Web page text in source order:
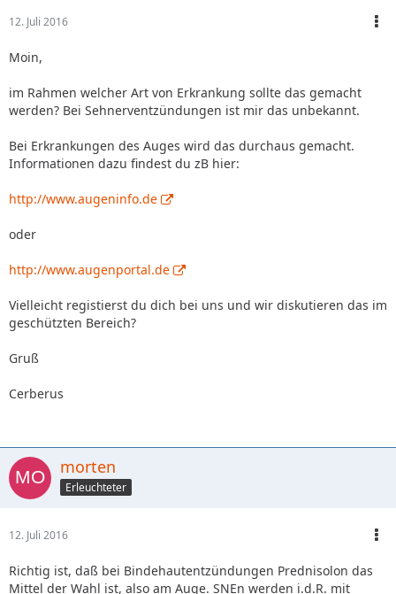
12. Juli 2016
Moin,
im Rahmen welcher Art von Erkrankung sollte das gemacht
werden? Bei Sehnerventzündungen ist mir das unbekannt.
Bei Erkrankungen des Auges wird das durchaus gemacht.
Informationen dazu findest du zB hier:
http://www.augeninfo.de
oder
http://www.augenportal.de
Vielleicht registierst du dich bei uns und wir diskutieren das im
geschützten Bereich?
Gruß
Cerberus
morten
Erleuchteter
12. Juli 2016
Richtig ist, daß bei Bindehautentzündungen Prednisolon das
Mittel der Wahl ist, also am Auge. SNEn werden i.d.R. mit